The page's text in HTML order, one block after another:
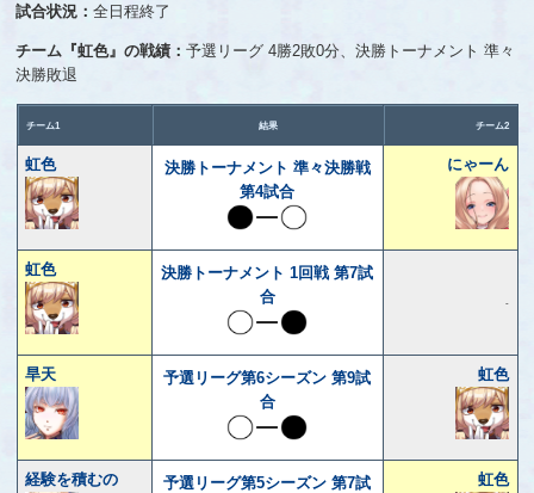
試合状況：全日程終了
チーム『虹色』の戦績：予選リーグ 4勝2敗0分、決勝トーナメント 準々
決勝敗退
チーム1 結果 チーム2
虹色
決勝トーナメント 準々決勝戦
第4試合
にゃーん
虹色
決勝トーナメント 1回戦 第7試
合
-
旱天
予選リーグ第6シーズン 第9試
合
虹色
経験を積むの
予選リーグ第5シーズン 第7試
虹色